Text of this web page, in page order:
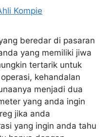
Kompie
beredar di pasaran
yang memiliki jiwa
tertarik untuk
kehandalan
menjadi dua
yang anda ingin
jika anda
yang ingin anda tahu